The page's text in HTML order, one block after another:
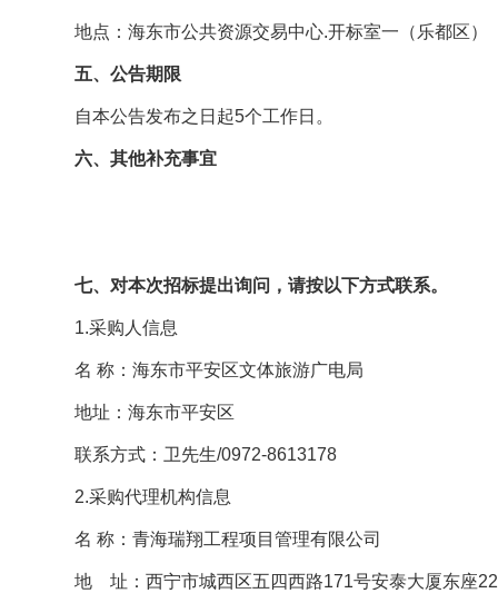
地点：海东市公共资源交易中心.开标室一（乐都区
五、公告期限
自本公告发布之日起5个工作日。
六、其他补充事宜
七、对本次招标提出询问，请按以下方式联系。
1.采购人信息
名 称：海东市平安区文体旅游广电局
地址：海东市平安区
联系方式：卫先生/0972-8613178
2.采购代理机构信息
名 称：青海瑞翔工程项目管理
地 址：西宁市城西区五四西路171